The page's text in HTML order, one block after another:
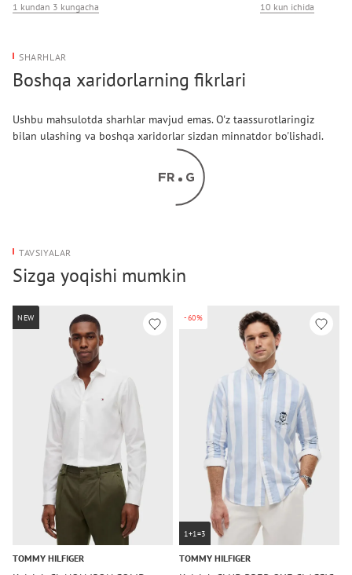
1 kundan 3 kungacha
10 kun ichida
SHARHLAR
Boshqa xaridorlarning fikrlari
Ushbu mahsulotda sharhlar mavjud emas. O'z taassurotlaringiz
bilan ulashing va boshqa xaridorlar sizdan minnatdor bo'lishadi.
TAVSIYALAR
Sizga yoqishi mumkin
NEW
TOMMY HILFIGER
-60%
1+1=3
TOMMY HILFIGER